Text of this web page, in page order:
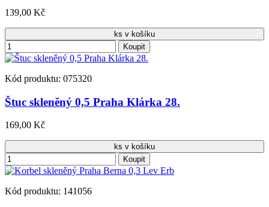
139,00 Kč
ks v košíku
Koupit
Kód produktu: 075320
Štuc skleněný 0,5 Praha Klárka 28.
169,00 Kč
ks v košíku
Koupit
Kód produktu: 141056